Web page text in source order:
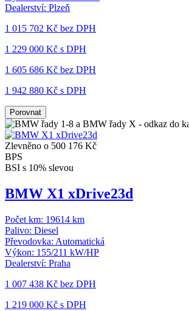
Dealerství: Plzeň
1 015 702 Kč bez DPH
1 229 000 Kč s DPH
1 605 686 Kč bez DPH
1 942 880 Kč s DPH
Porovnat
Zlevněno o 500 176 Kč
BPS
BSI s 10% slevou
BMW X1 xDrive23d
Počet km: 19614 km
Palivo: Diesel
Převodovka: Automatická
Výkon: 155/211 kW/HP
Dealerství: Praha
1 007 438 Kč bez DPH
1 219 000 Kč s DPH